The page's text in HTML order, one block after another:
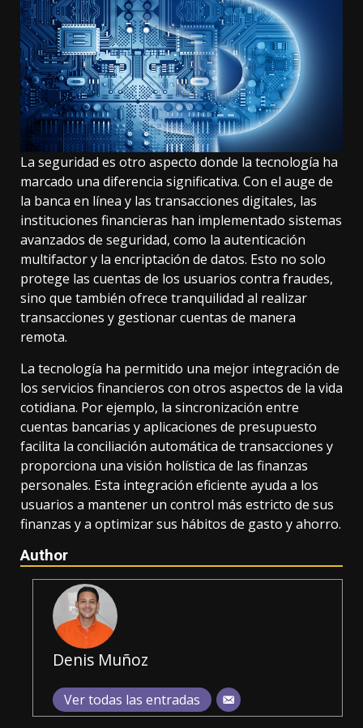
La seguridad es otro aspecto donde la tecnología ha
marcado una diferencia significativa. Con el auge de
la banca en línea y las transacciones digitales, las
instituciones financieras han implementado sistemas
avanzados de seguridad, como la autenticación
multifactor y la encriptación de datos. Esto no solo
protege las cuentas de los usuarios contra fraudes,
sino que también ofrece tranquilidad al realizar
transacciones y gestionar cuentas de manera
remota.
La tecnología ha permitido una mejor integración de
los servicios financieros con otros aspectos de la vida
cotidiana. Por ejemplo, la sincronización entre
cuentas bancarias y aplicaciones de presupuesto
facilita la conciliación automática de transacciones y
proporciona una visión holística de las finanzas
personales. Esta integración eficiente ayuda a los
usuarios a mantener un control más estricto de sus
finanzas y a optimizar sus hábitos de gasto y ahorro.
Author
Denis Muñoz
Ver todas las entradas